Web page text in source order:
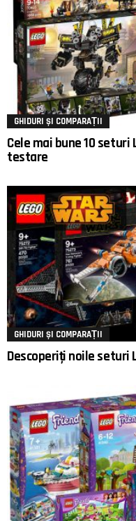
GHIDURI ȘI COMPARAȚII
Cele mai bune 10 seturi
testare
GHIDURI ȘI COMPARAȚII
Descoperiți noile seturi